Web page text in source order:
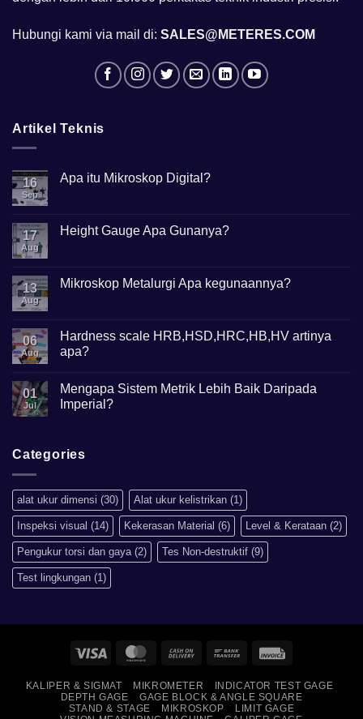
Hubungi kami via mail di: SALES@METERES.COM
Artikel Teknis
16
Sep
Apa itu Mikroskop Digital?
Apa
itu
17
Aug
Height Gauge Apa Gunanya?
Height
Gauge
13
Aug
Mikroskop Metalurgi Apa kegunaannya?
Mikroskop
Metalurgi
Apa
06
Aug
Hardness scale HRB,HSD,HRC,HB,HV artinya
apa?
on
Hardness
scale
01
Jul
Mengapa Sistem Metrik Lebih Baik Daripada
Imperial?
Mengapa
Baik
Daripada
Imperial?
Categories
alat ukur dimensi (30) Alat ukur kelistrikan (1)
Inspeksi visual (14) Kekerasan Material (6) Level & Kerataan (2)
Pengukur torsi dan gaya (2) Tes Non-destruktif (9)
Test lingkungan (1)
Visa MasterCardCash
Delivery
Bank
KALIPER & SIGMAT MIKROMETER
INDICATOR TEST GAGE
DEPTH GAGE
GAGE BLOCK & ANGLE SQUARE
STAND & STAGE
MIKROSKOP
LIMIT GAGE